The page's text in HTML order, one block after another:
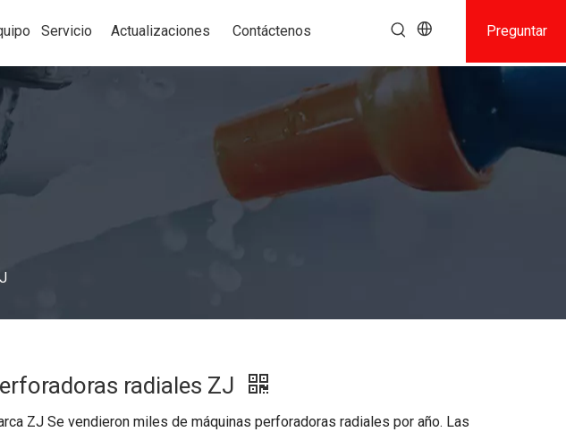
Servicio Actualizaciones Contáctenos Preguntar
radiales ZJ
ZJ Se vendieron miles de máquinas perforadoras radiales por año. Las